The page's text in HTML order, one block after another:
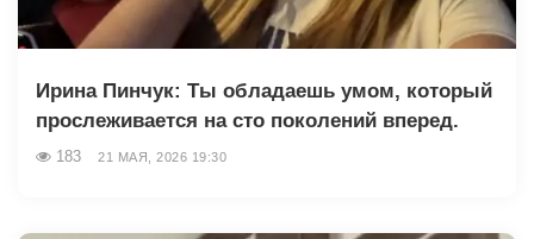
Ирина Пинчук: Ты обладаешь умом, который
прослеживается на сто поколений вперед.
183 21 МАЯ, 2026 19:30